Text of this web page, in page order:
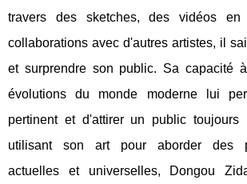
travers des sketches, des vidéos
collaborations avec d'autres artistes, il
et surprendre son public. Sa capacité
évolutions du monde moderne lui
pertinent et d'attirer un public toujours
utilisant son art pour aborder des
actuelles et universelles, Dongou